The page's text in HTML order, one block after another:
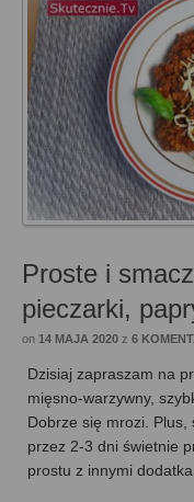
Proste i
pieczarki,
on 14 MAJA 2020 z 6
Dzisiaj zapraszam na
mięsno-warzywny,
Dobrze się mrozi.
przez 2-3 dni świetnie
prostu z innymi